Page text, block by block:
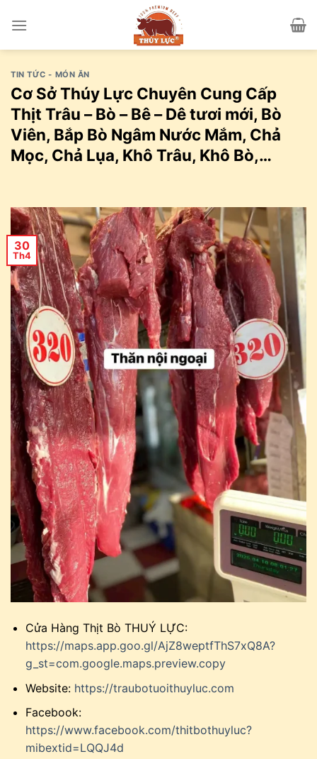
TIN TỨC - MÓN ĂN
Cơ Sở Thúy Lực Chuyên Cung Cấp
Thịt Trâu – Bò – Bê – Dê tươi mới, Bò
Viên, Bắp Bò Ngâm Nước Mắm, Chả
Mọc, Chả Lụa, Khô Trâu, Khô Bò,…
30
Th4
Cửa Hàng Thịt Bò THUÝ LỰC:
https://maps.app.goo.gl/AjZ8weptfThS7xQ8A?
g_st=com.google.maps.preview.copy
Website: https://traubotuoithuyluc.com
Facebook:
https://www.facebook.com/thitbothuyluc?
mibextid=LQQJ4d